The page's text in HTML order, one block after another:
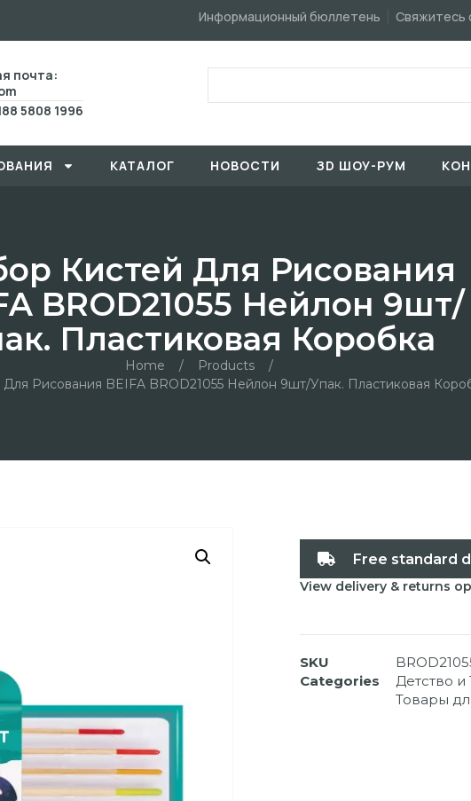
Информационный бюллетень Свяжитесь
почта:
5808 1996
КАТАЛОГ HОBOCTИ ЗD ШОУ-РУМ
Кистей Для Рисования
BROD21055 Нейлон 9шт/
Пластиковая Коробка
Home / Products
/
Рисования BEIFA BROD21055 Нейлон 9шт/упак. Пластиковая
Free standard
View delivery & returns
SKU
Categories
Детство и
Товары